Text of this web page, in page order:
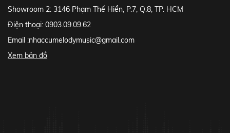
Showroom 2: 3146 Phạm Thế Hiển, P.7, Q.8, TP. HCM
Điện thoại: 0903.09.09.62
Email :nhaccumelodymusic@gmail.com
Xem bản đồ